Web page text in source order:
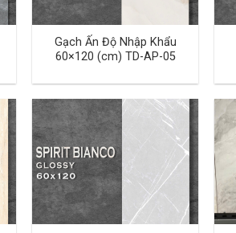
Gạch Ấn Độ Nhập Khẩu
60×120 (cm) TD-AP-05